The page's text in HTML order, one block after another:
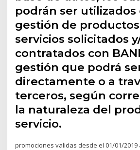
podrán ser utilizados
gestión de
servicios solicitados
contratados con
gestión que podrá
directamente o a
terceros, según
la naturaleza del
servicio.
promociones validas desde el 01/01/2019